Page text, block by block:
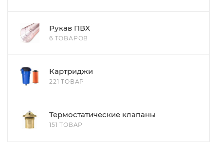
Рукав ПВX
6 ТОВАРОВ
Картриджи
221 ТОВАР
Термостатические клапаны
151 ТОВАР